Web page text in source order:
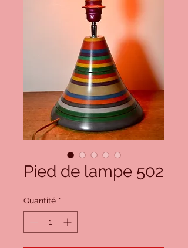
Pied de lampe 502
Quantité *